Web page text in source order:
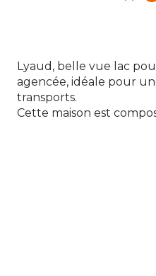
Lyaud, belle vue lac
agencée, idéale pour
transports.
Cette maison est
À l'étage, trois
Prestation de qualité,
À visiter rapidement.
Exclusivité Home &
Annonce rédigée par